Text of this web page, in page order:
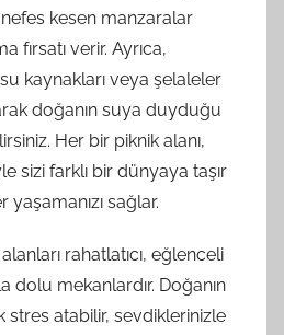
kesen manzaralar
fırsatı verir. Ayrıca,
kaynakları veya şelaleler
doğanın suya duyduğu
Her bir piknik alanı,
sizi farklı bir dünyaya taşır
sağlar.
rahatlatıcı, eğlenceli
dolu mekanlardır. Doğanın
stres atabilir, sevdiklerinizle